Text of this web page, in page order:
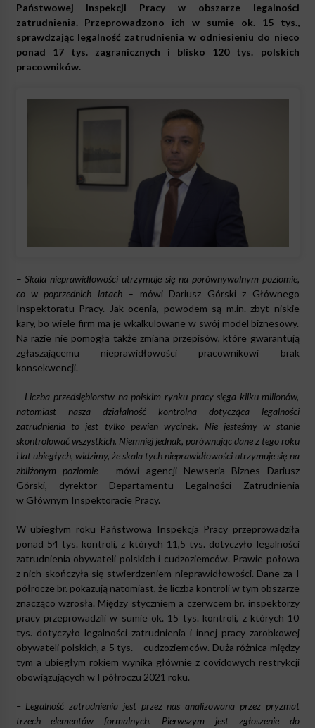
Państwowej Inspekcji Pracy w obszarze legalności
zatrudnienia. Przeprowadzono ich w sumie ok. 15 tys.,
sprawdzając legalność zatrudnienia w odniesieniu do nieco
ponad 17 tys. zagranicznych i blisko 120 tys. polskich
pracowników.
–Skala nieprawidłowości utrzymuje się na porównywalnym poziomie,
co w poprzednich latach– mówi Dariusz Górski z Głównego
Inspektoratu Pracy. Jak ocenia, powodem są m.in. zbyt niskie
kary, bo wiele firm ma je wkalkulowane w swój model biznesowy.
Na razie nie pomogła także zmiana przepisów, które gwarantują
zgłaszającemu nieprawidłowości pracownikowi brak
konsekwencji.
– Liczba przedsiębiorstw na polskim rynku pracy sięga kilku milionów,
natomiast nasza działalność kontrolna dotycząca legalności
zatrudnienia to jest tylko pewien wycinek. Nie jesteśmy w stanie
skontrolować wszystkich. Niemniej jednak, porównując dane z tego roku
i lat ubiegłych, widzimy, że skala tych nieprawidłowości utrzymuje się na
zbliżonym poziomie – mówi agencji Newseria Biznes Dariusz
Górski, dyrektor Departamentu Legalności Zatrudnienia
w Głównym Inspektoracie Pracy.
W ubiegłym roku Państwowa Inspekcja Pracy przeprowadziła
ponad 54 tys. kontroli, z których 11,5 tys. dotyczyło legalności
zatrudnienia obywateli polskich i cudzoziemców. Prawie połowa
z nich skończyła się stwierdzeniem nieprawidłowości. Dane za I
półrocze br. pokazują natomiast, że liczba kontroli w tym obszarze
znacząco wzrosła. Między styczniem a czerwcem br. inspektorzy
pracy przeprowadzili w sumie ok. 15 tys. kontroli, z których 10
tys. dotyczyło legalności zatrudnienia i innej pracy zarobkowej
obywateli polskich, a 5 tys. – cudzoziemców. Duża różnica między
tym a ubiegłym rokiem wynika głównie z covidowych restrykcji
obowiązujących w I półroczu 2021 roku.
– Legalność zatrudnienia jest przez nas analizowana przez pryzmat
trzech elementów formalnych. Pierwszym jest zgłoszenie do